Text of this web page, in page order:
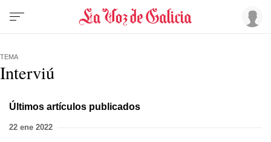
TEMA
Interviú
Últimos artículos publicados
22 ene 2022